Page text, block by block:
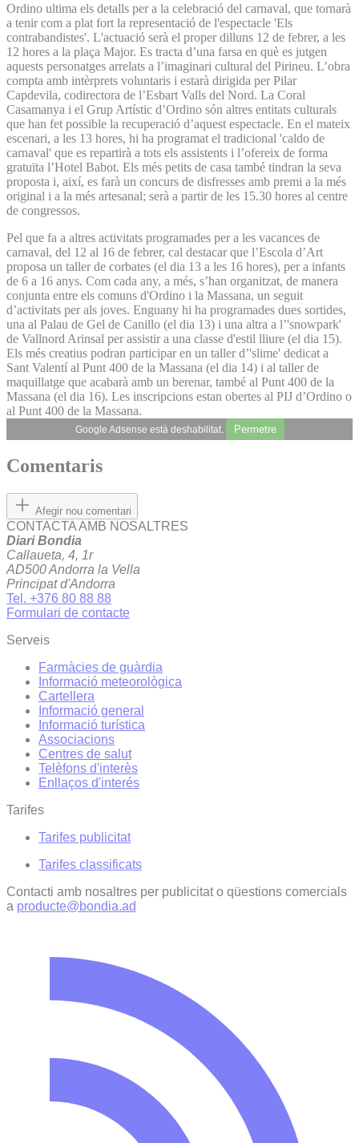
Ordino ultima els detalls per a la celebració del carnaval, que tornarà
a tenir com a plat fort la representació de l'espectacle 'Els
contrabandistes'. L'actuació serà el proper dilluns 12 de febrer, a les
12 hores a la plaça Major. Es tracta d’una farsa en què es jutgen
aquests personatges arrelats a l’imaginari cultural del Pirineu. L’obra
compta amb intèrprets voluntaris i estarà dirigida per Pilar
Capdevila, codirectora de l’Esbart Valls del Nord. La Coral
Casamanya i el Grup Artístic d’Ordino són altres entitats culturals
que han fet possible la recuperació d’aquest espectacle. En el mateix
escenari, a les 13 hores, hi ha programat el tradicional 'caldo de
carnaval' que es repartirà a tots els assistents i l’ofereix de forma
gratuïta l’Hotel Babot. Els més petits de casa també tindran la seva
proposta i, així, es farà un concurs de disfresses amb premi a la més
original i a la més artesanal; serà a partir de les 15.30 hores al centre
de congressos.
Pel que fa a altres activitats programades per a les vacances de
carnaval, del 12 al 16 de febrer, cal destacar que l’Escola d’Art
proposa un taller de corbates (el dia 13 a les 16 hores), per a infants
de 6 a 16 anys. Com cada any, a més, s’han organitzat, de manera
conjunta entre els comuns d'Ordino i la Massana, un seguit
d’activitats per als joves. Enguany hi ha programades dues sortides,
una al Palau de Gel de Canillo (el dia 13) i una altra a l’'snowpark'
de Vallnord Arinsal per assistir a una classe d'estil lliure (el dia 15).
Els més creatius podran participar en un taller d’'slime' dedicat a
Sant Valentí al Punt 400 de la Massana (el dia 14) i al taller de
maquillatge que acabarà amb un berenar, també al Punt 400 de la
Massana (el dia 16). Les inscripcions estan obertes al PIJ d’Ordino o
al Punt 400 de la Massana.
Google Adsense està deshabilitat. Permetre
Comentaris
Afegir nou comentari
CONTACTA AMB NOSALTRES
Diari Bondia
Callaueta, 4, 1r
AD500 Andorra la Vella
Principat d'Andorra
Tel. +376 80 88 88
Formulari de contacte
Serveis
Farmàcies de guàrdia
Informació meteorològica
Cartellera
Informació general
Informació turística
Associacions
Centres de salut
Telèfons d'interès
Enllaços d'interés
Tarifes
Tarifes publicitat
Tarifes classificats
Contacti amb nosaltres per publicitat o qüestions comercials
a producte@bondia.ad